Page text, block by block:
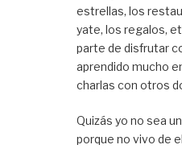
estrellas, los
yate, los regalos,
parte de disfrutar
aprendido mucho
charlas con otros
Quizás yo no sea
porque no vivo de